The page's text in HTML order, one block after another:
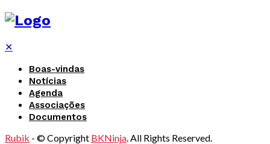
✕
Boas-vindas
Notícias
Agenda
Associações
Documentos
Rubik - © Copyright BKNinja. All Rights Reserved.